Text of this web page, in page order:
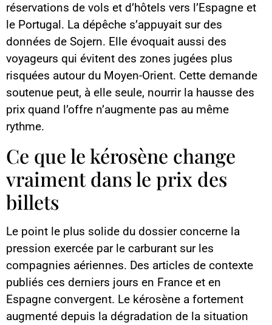
réservations de vols et d’hôtels vers l’Espagne et
le Portugal. La dépêche s’appuyait sur des
données de Sojern. Elle évoquait aussi des
voyageurs qui évitent des zones jugées plus
risquées autour du Moyen-Orient. Cette demande
soutenue peut, à elle seule, nourrir la hausse des
prix quand l’offre n’augmente pas au même
rythme.
Ce que le kérosène change
vraiment dans le prix des
billets
Le point le plus solide du dossier concerne la
pression exercée par le carburant sur les
compagnies aériennes. Des articles de contexte
publiés ces derniers jours en France et en
Espagne convergent. Le kérosène a fortement
augmenté depuis la dégradation de la situation